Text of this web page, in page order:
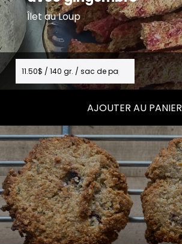
Îlet au Loup
11.50$ / 140 gr. / sac de papier (5)
AJOUTER AU PANIER